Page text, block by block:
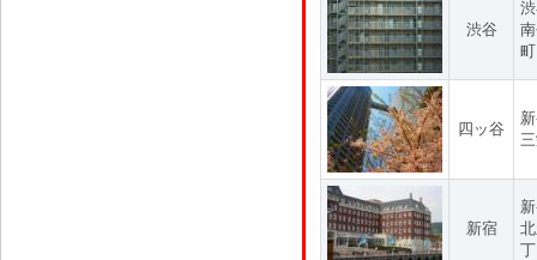
渋谷
四ッ谷
新宿